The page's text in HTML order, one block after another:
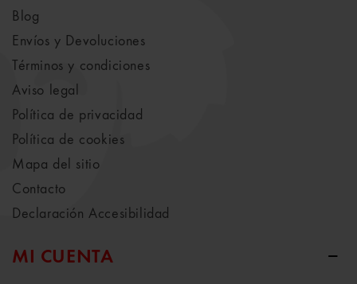
Blog
Envíos y Devoluciones
Términos y condiciones
Aviso legal
Política de privacidad
Política de cookies
Mapa del sitio
Contacto
Declaración Accesibilidad
MI CUENTA